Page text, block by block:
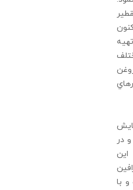
در
اين
با